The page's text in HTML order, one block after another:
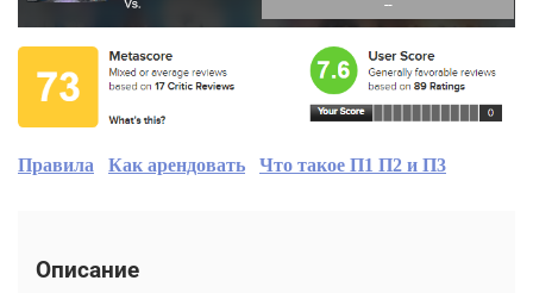
Правила Как арендовать Что такое П1 П2 и П3
Описание